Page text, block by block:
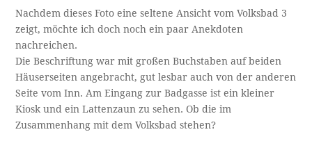
Nachdem dieses Foto eine seltene Ansicht vom Volksbad 3
zeigt, möchte ich doch noch ein paar Anekdoten
nachreichen.
Die Beschriftung war mit großen Buchstaben auf beiden
Häuserseiten angebracht, gut lesbar auch von der anderen
Seite vom Inn. Am Eingang zur Badgasse ist ein kleiner
Kiosk und ein Lattenzaun zu sehen. Ob die im
Zusammenhang mit dem Volksbad stehen?